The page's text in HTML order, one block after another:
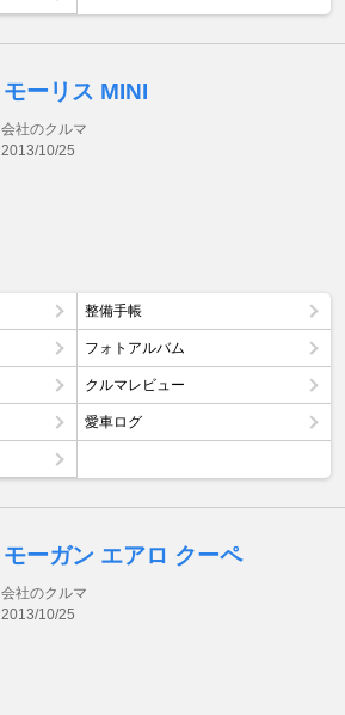
モーリス MINI
会社のクルマ
2013/10/25
整備手帳
フォトアルバム
クルマレビュー
愛車ログ
モーガン エアロ クーペ
会社のクルマ
2013/10/25